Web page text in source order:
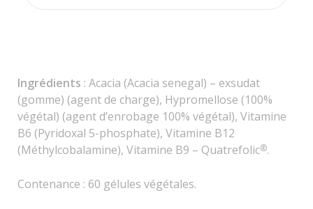
Ingrédients : Acacia (Acacia senegal) – exsudat
(gomme) (agent de charge), Hypromellose (100%
végétal) (agent d’enrobage 100% végétal), Vitamine
B6 (Pyridoxal 5-phosphate), Vitamine B12
(Méthylcobalamine), Vitamine B9 – Quatrefolic®.
Contenance : 60 gélules végétales.